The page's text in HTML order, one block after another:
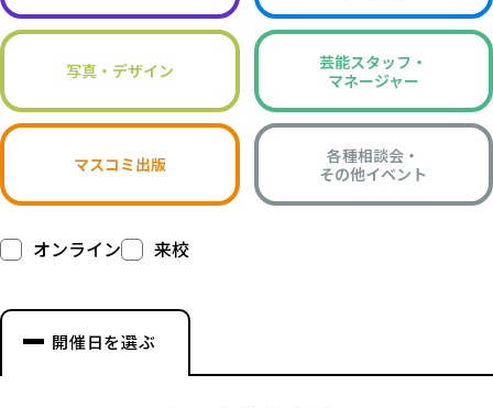
写真・デザイン
芸能スタッフ・
マネージャー
マスコミ出版
各種相談会・
その他イベント
オンライン 来校
開催日を選ぶ